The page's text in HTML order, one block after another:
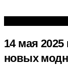
14 мая 2025
новых